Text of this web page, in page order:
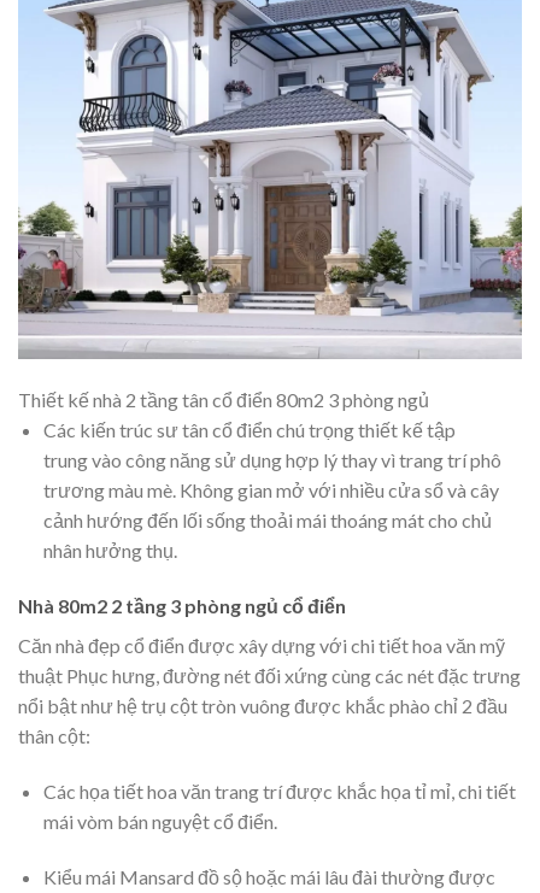
Thiết kế nhà 2 tầng tân cổ điển 80m2 3 phòng ngủ
Các kiến trúc sư tân cổ điển chú trọng thiết kế tập
trung vào công năng sử dụng hợp lý thay vì trang trí phô
trương màu mè. Không gian mở với nhiều cửa sổ và cây
cảnh hướng đến lối sống thoải mái thoáng mát cho chủ
nhân hưởng thụ.
Nhà 80m2 2 tầng 3 phòng ngủ cổ điển
Căn nhà đẹp cổ điển được xây dựng với chi tiết hoa văn mỹ
thuật Phục hưng, đường nét đối xứng cùng các nét đặc trưng
nổi bật như hệ trụ cột tròn vuông được khắc phào chỉ 2 đầu
thân cột:
Các họa tiết hoa văn trang trí được khắc họa tỉ mỉ, chi tiết
mái vòm bán nguyệt cổ điển.
Kiểu mái Mansard đồ sộ hoặc mái lâu đài thường được